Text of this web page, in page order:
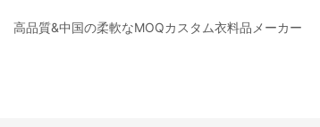
高品質&中国の柔軟なMOQカスタム衣料品メーカー